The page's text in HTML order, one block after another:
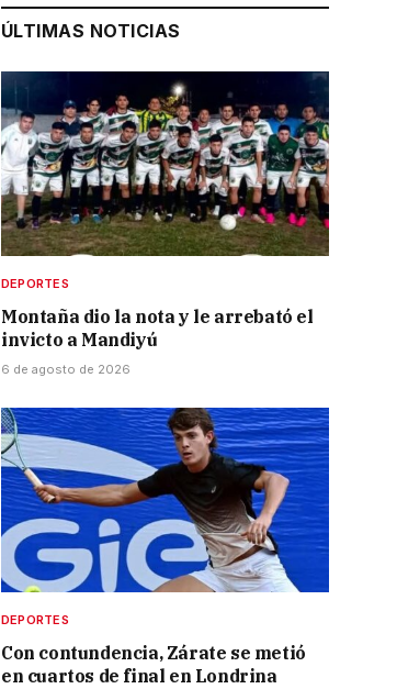
ÚLTIMAS NOTICIAS
DEPORTES
Montaña dio la nota y le arrebató el
invicto a Mandiyú
6 de agosto de 2026
DEPORTES
Con contundencia, Zárate se metió
en cuartos de final en Londrina